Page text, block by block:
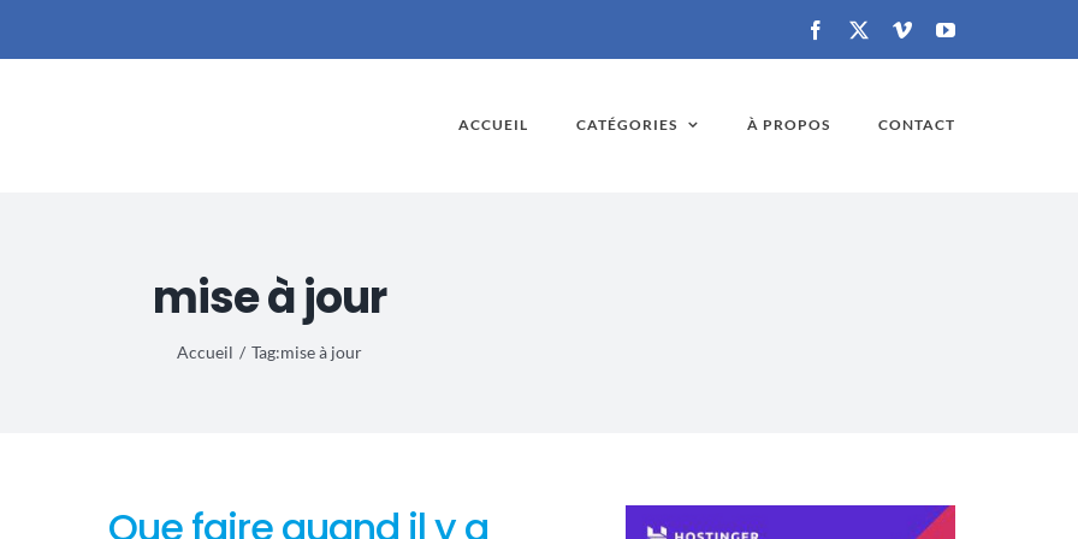
Facebook VimeoYouTube
ACCUEIL CATÉGORIES À PROPOS CONTACT
mise à jour
Accueil Tag:mise à jour
Que faire quand il y a